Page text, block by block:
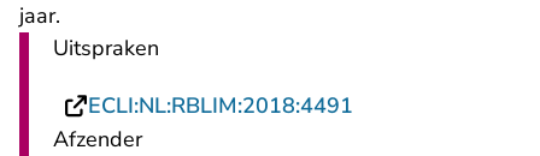
jaar.
Uitspraken
ECLI:NL:RBLIM:2018:4491
Afzender